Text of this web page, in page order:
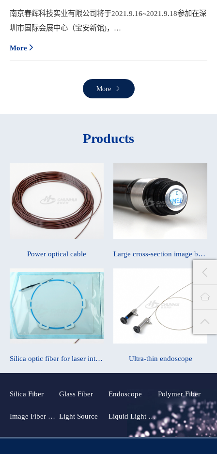
南京春辉科技实业有限公司将于2021.9.16~2021.9.18参加在深
圳市国际会展中心（宝安新馆)，
举办的第23届中国国际光电博览会(CIOE2021)，展位号：
More
More
Products
Power optical cable Large cross-section image bundle
Silica optic fiber for laser interventional therapy Ultra-thin endoscope
Silica Fiber Glass Fiber Endoscope Polymer Fiber
Image Fiber Bundle Light Source Liquid Light Guide